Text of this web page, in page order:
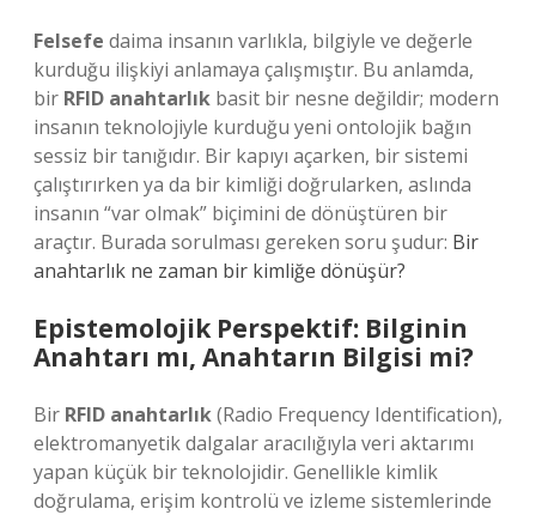
Felsefe daima insanın varlıkla, bilgiyle ve değerle
kurduğu ilişkiyi anlamaya çalışmıştır. Bu anlamda,
bir RFID anahtarlık basit bir nesne değildir; modern
insanın teknolojiyle kurduğu yeni ontolojik bağın
sessiz bir tanığıdır. Bir kapıyı açarken, bir sistemi
çalıştırırken ya da bir kimliği doğrularken, aslında
insanın “var olmak” biçimini de dönüştüren bir
araçtır. Burada sorulması gereken soru şudur: Bir
anahtarlık ne zaman bir kimliğe dönüşür?
Epistemolojik Perspektif: Bilginin
Anahtarı mı, Anahtarın Bilgisi mi?
Bir RFID anahtarlık(Radio Frequency Identification),
elektromanyetik dalgalar aracılığıyla veri aktarımı
yapan küçük bir teknolojidir. Genellikle kimlik
doğrulama, erişim kontrolü ve izleme sistemlerinde